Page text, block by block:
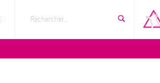
Rechercher...